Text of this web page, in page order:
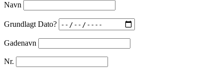
Navn
Grundlagt Dato?
Gadenavn
Nr.